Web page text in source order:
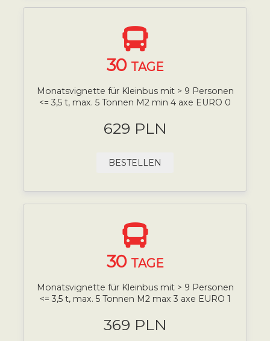
30 TAGE
Monatsvignette für Kleinbus mit > 9 Personen
<= 3,5 t, max. 5 Tonnen M2 min 4 axe EURO 0
629 PLN
BESTELLEN
30 TAGE
Monatsvignette für Kleinbus mit > 9 Personen
<= 3,5 t, max. 5 Tonnen M2 max 3 axe EURO 1
369 PLN